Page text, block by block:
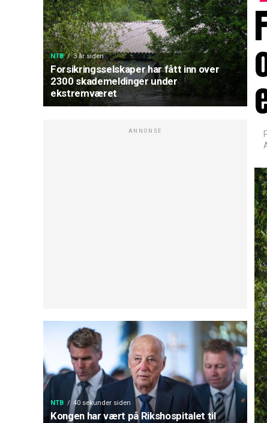
NTB 3 år siden
Forsikringsselskaper har fått inn over
2300 skademeldinger under
ekstremværet
ANNONSE
NTB 40 sekunder siden
Kongen har vært på Rikshospitalet til